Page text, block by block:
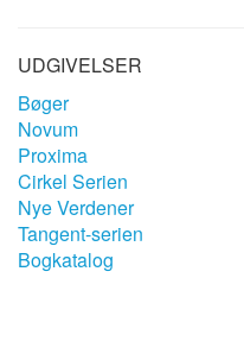
UDGIVELSER
Bøger
Novum
Proxima
Cirkel Serien
Nye Verdener
Tangent-serien
Bogkatalog